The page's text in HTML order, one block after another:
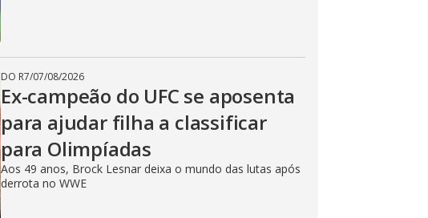
DO R7/07/08/2026
Ex-campeão do UFC se aposenta
para ajudar filha a classificar
para Olimpíadas
Aos 49 anos, Brock Lesnar deixa o mundo das lutas após
derrota no WWE